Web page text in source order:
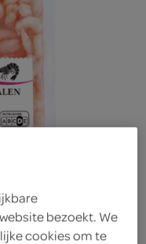
bezoekt. We
cookies om te